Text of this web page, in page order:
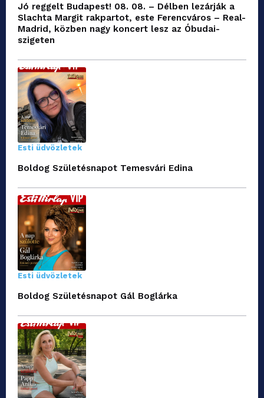
Jó reggelt Budapest! 08. 08. – Délben lezárják a
Slachta Margit rakpartot, este Ferencváros – Real-
Madrid, közben nagy koncert lesz az Óbudai-
szigeten
Esti üdvözletek
Boldog Születésnapot Temesvári Edina
Esti üdvözletek
Boldog Születésnapot Gál Boglárka